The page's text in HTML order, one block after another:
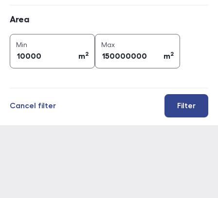
Area
Min
m2
Maxarea (
m2
Filter
Cancel filter